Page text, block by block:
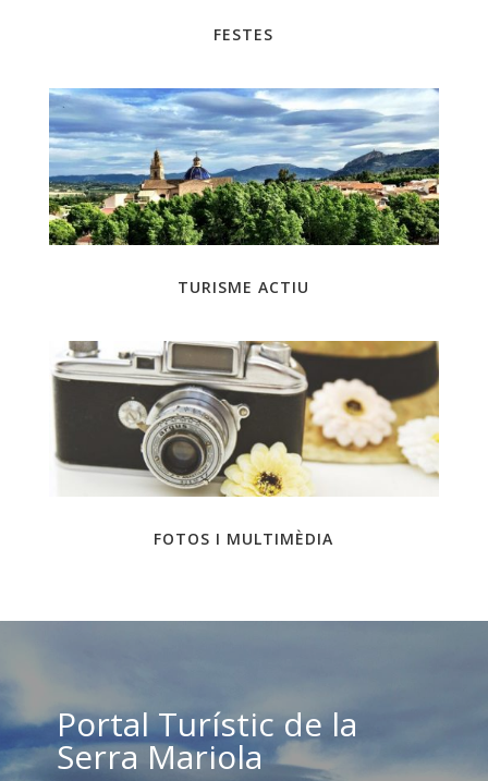
FESTES
TURISME ACTIU
FOTOS I MULTIMÈDIA
Portal Turístic de la
Serra Mariola